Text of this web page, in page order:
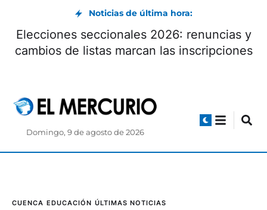
Noticias de última hora:
Elecciones seccionales 2026: renuncias y
cambios de listas marcan las inscripciones
Domingo, 9 de agosto de 2026
CUENCA EDUCACIÓN ÚLTIMAS NOTICIAS